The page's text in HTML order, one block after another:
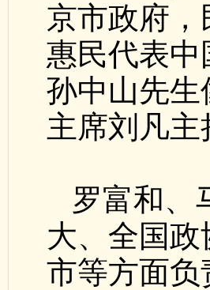
京市政府
惠民代表
孙中山先
主席刘凡主
罗富和、
大、全国
市等方面